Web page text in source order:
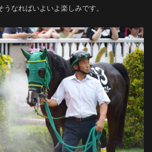
なればいよいよ楽しみです。